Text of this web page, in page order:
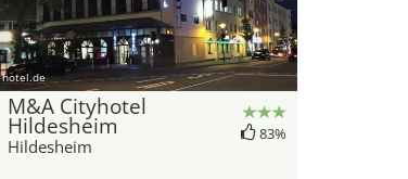
hotel.de
M&A Cityhotel
Hildesheim
Hildesheim
83%